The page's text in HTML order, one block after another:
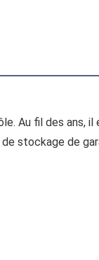
Au fil des ans, il
de stockage de